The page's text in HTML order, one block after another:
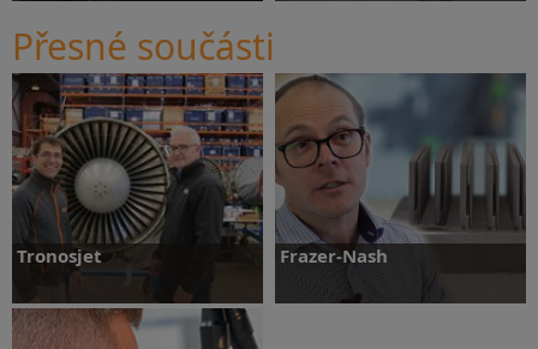
Více informací Více informací
Přesné součásti
Tronosjet Frazer-Nash